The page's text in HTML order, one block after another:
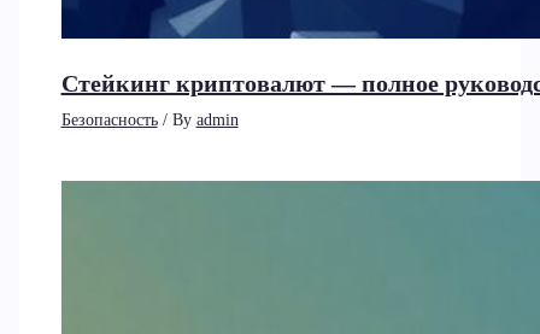
Стейкинг криптовалют — полное
Безопасность/ By admin